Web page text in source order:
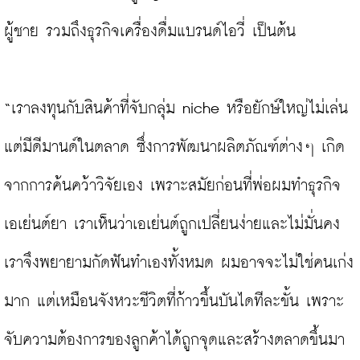
ผู้ชาย รวมถึงธุรกิจเครื่องดื่มแบรนด์ไอวี่ เป็นต้น
“เราลงทุนกับสินค้าที่จับกลุ่ม niche หรือยักษ์ใหญ่ไม่เล่น
แต่มีดีมานด์ในตลาด ซึ่งการพัฒนาผลิตภัณฑ์ต่างๆ เกิด
จากการค้นคว้าวิจัยเอง เพราะสมัยก่อนที่พ่อผมทำธุรกิจ
เอเย่นต์ยา เราเห็นว่าเอเย่นต์ถูกเปลี่ยนง่ายและไม่มั่นคง
เราจึงพยายามกัดฟันทำเองทั้งหมด ผมอาจจะไม่ใช่คนเก่ง
มาก แต่เหมือนจังหวะชีวิตที่ก้าวขึ้นบันไดทีละขั้น เพราะ
จับความต้องการของลูกค้าได้ถูกจุดและสร้างตลาดขึ้นมา